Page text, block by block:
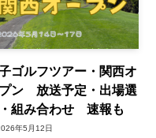
ゴルフツアー・関西オ
ン 放送予定・出場選
組み合わせ 速報も
年5月12日